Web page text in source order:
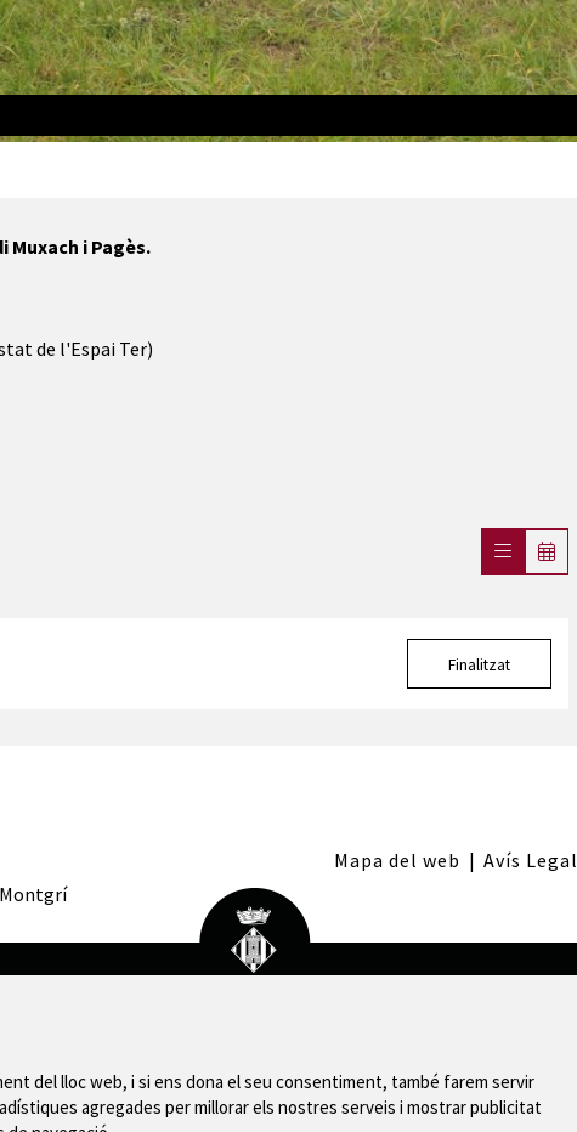
Muxach i Pagès.
de l'Espai Ter)
Finalitzat
Montgrí
Mapa del web | Avís Legal
del lloc web, i si ens dona el seu consentiment, també farem servir
agregades per millorar els nostres serveis i mostrar publicitat